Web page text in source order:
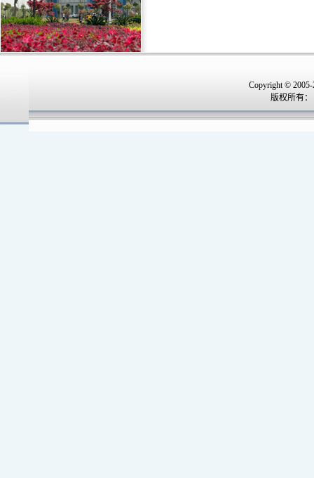
Copyright © 2005-
版权所有